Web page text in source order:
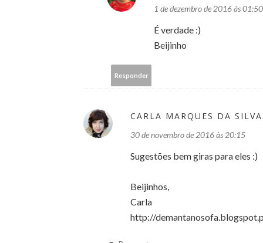
1 de dezembro de 2016 às 01:50
É verdade :)
Beijinho
Responder
CARLA MARQUES DA SILVA
30 de novembro de 2016 às 20:15
Sugestões bem giras para eles :)
Beijinhos,
Carla
http://